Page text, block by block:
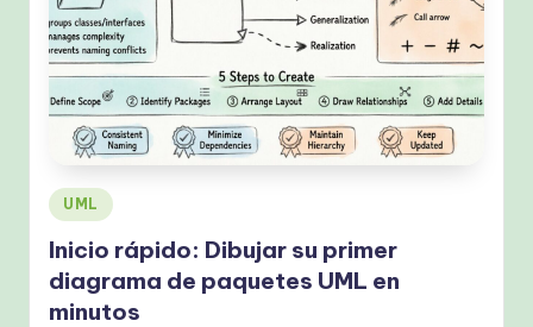
Publicado
en
UML
Inicio rápido: Dibujar su primer
diagrama de paquetes UML en
minutos